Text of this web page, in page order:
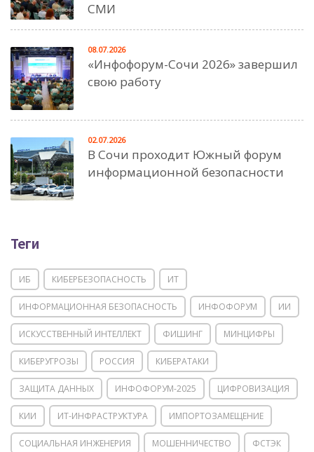
СМИ
«Инфофорум-Сочи 2026» завершил
свою работу
08.07.2026
В Сочи проходит Южный форум
информационной безопасности
02.07.2026
Теги
ИБ КИБЕРБЕЗОПАСНОСТЬ ИТ
ИНФОРМАЦИОННАЯ БЕЗОПАСНОСТЬ ИНФОФОРУМ ИИ
ИСКУССТВЕННЫЙ ИНТЕЛЛЕКТ ФИШИНГ МИНЦИФРЫ
КИБЕРУГРОЗЫ РОССИЯ КИБЕРАТАКИ
ЗАЩИТА ДАННЫХ ИНФОФОРУМ-2025 ЦИФРОВИЗАЦИЯ
КИИ ИТ-ИНФРАСТРУКТУРА ИМПОРТОЗАМЕЩЕНИЕ
СОЦИАЛЬНАЯ ИНЖЕНЕРИЯ МОШЕННИЧЕСТВО ФСТЭК